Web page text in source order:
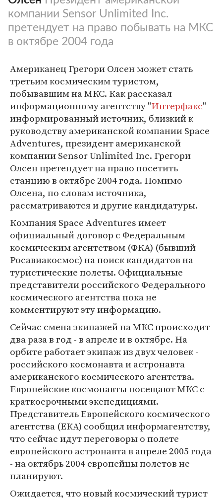
компании Sensor Unlimited Inc.
претендует на право побывать на МКС
в октябре 2004 года
Американец Грегори Олсен может стать
третьим космическим туристом,
побывавшим на МКС. Как рассказал
информационному агентству "Интерфакс"
информированный источник, близкий к
руководству американской компании Space
Adventures, президент американской
компании Sensor Unlimited Inc. Грегори
Олсен претендует на право посетить
станцию в октябре 2004 года. Помимо
Олсена, по словам источника,
рассматриваются и другие кандидатуры.
Компания Space Adventures имеет
официальный договор с Федеральным
космическим агентством (ФКА) (бывший
Росавиакосмос) на поиск кандидатов на
туристические полеты. Официальные
представители российского Федерального
космического агентства пока не
комментируют эту информацию.
Сейчас смена экипажей на МКС происходит
два раза в год - в апреле и в октябре. На
орбите работает экипаж из двух человек -
российского космонавта и астронавта
американского космического агентства.
Европейские космонавты посещают МКС с
краткосрочными экспедициями.
Представитель Европейского космического
агентства (ЕКА) сообщил информагентству,
что сейчас идут переговоры о полете
европейского астронавта в апреле 2005 года
- на октябрь 2004 европейцы полетов не
планируют.
Ожидается, что новый космический турист